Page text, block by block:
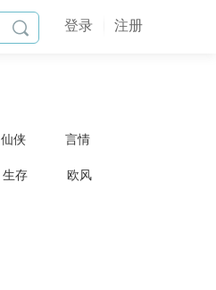
登录 注册

仙侠 言情
生存 欧风